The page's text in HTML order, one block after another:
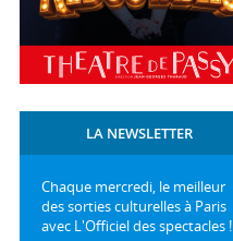
LA NEWSLETTER
Chaque mercredi, le meilleur
des sorties culturelles à Paris
avec L'Officiel des spectacles !